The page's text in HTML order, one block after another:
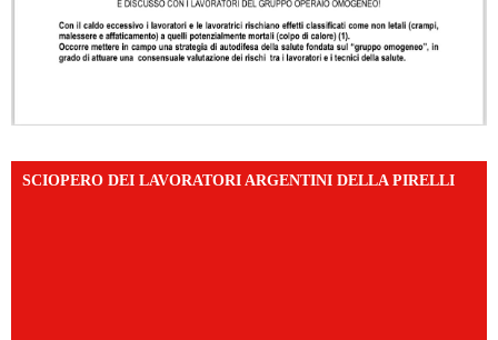
SCIOPERO DEI LAVORATORI ARGENTINI DELLA PIRELLI